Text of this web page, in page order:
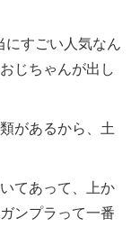
すごい人気なん
じちゃんが出し
があるから、土
てあって、上か
ンプラって一番